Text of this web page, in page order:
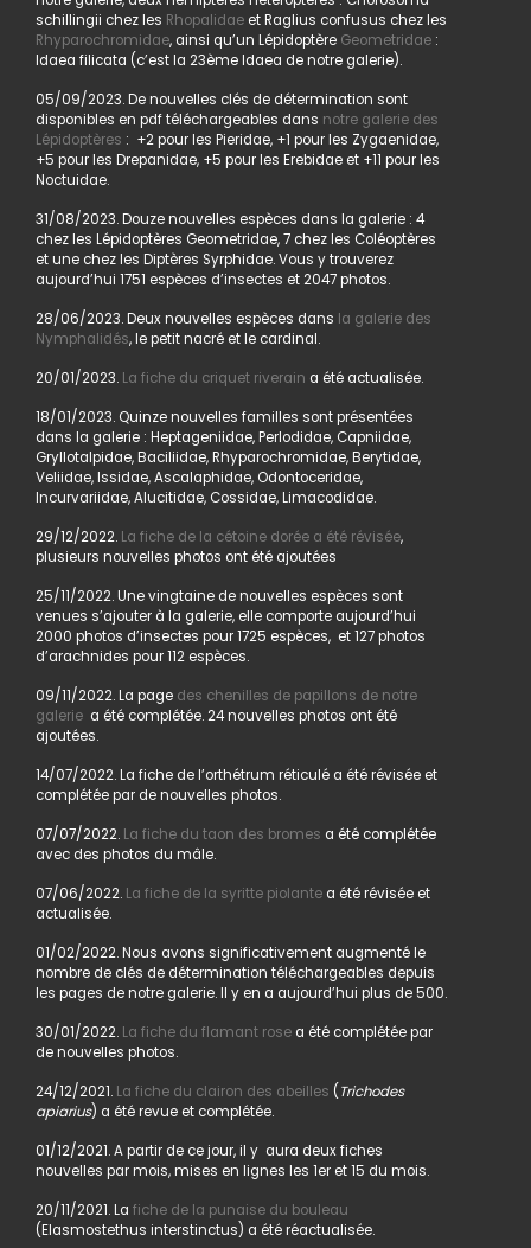
schillingii chez les Rhopalidaeet Raglius confusus chez les
Rhyparochromidae, ainsi qu’un Lépidoptère Geometridae:
Idaea filicata (c’est la 23ème Idaea de notre galerie).
05/09/2023. De nouvelles clés de détermination sont
disponibles en pdf téléchargeables dans notre galerie des
Lépidoptères : +2 pour les Pieridae, +1 pour les Zygaenidae,
+5 pour les Drepanidae, +5 pour les Erebidae et +11 pour les
Noctuidae.
31/08/2023. Douze nouvelles espèces dans la galerie : 4
chez les Lépidoptères Geometridae, 7 chez les Coléoptères
et une chez les Diptères Syrphidae. Vous y trouverez
aujourd’hui 1751 espèces d’insectes et 2047 photos.
28/06/2023. Deux nouvelles espèces dans la galerie des
Nymphalidés, le petit nacré et le cardinal.
20/01/2023. La fiche du criquet riverain a été actualisée.
18/01/2023. Quinze nouvelles familles sont présentées
dans la galerie : Heptageniidae, Perlodidae, Capniidae,
Gryllotalpidae, Baciliidae, Rhyparochromidae, Berytidae,
Veliidae, Issidae, Ascalaphidae, Odontoceridae,
Incurvariidae, Alucitidae, Cossidae, Limacodidae.
29/12/2022. La fiche de la cétoine dorée a été révisée,
plusieurs nouvelles photos ont été ajoutées
25/11/2022. Une vingtaine de nouvelles espèces sont
venues s’ajouter à la galerie, elle comporte aujourd’hui
2000 photos d’insectes pour 1725 espèces, et 127 photos
d’arachnides pour 112 espèces.
09/11/2022. La page des chenilles de papillons de notre
galerie a été complétée. 24 nouvelles photos ont été
ajoutées.
14/07/2022. La fiche de l’orthétrum réticulé a été révisée et
complétée par de nouvelles photos.
07/07/2022. La fiche du taon des bromes a été complétée
avec des photos du mâle.
07/06/2022. La fiche de la syritte piolantea été révisée et
actualisée.
01/02/2022. Nous avons significativement augmenté le
nombre de clés de détermination téléchargeables depuis
les pages de notre galerie. Il y en a aujourd’hui plus de 500.
30/01/2022. La fiche du flamant rosea été complétée par
de nouvelles photos.
24/12/2021. La fiche du clairon des abeilles ( Trichodes
apiarius) a été revue et complétée.
01/12/2021. A partir de ce jour, il y aura deux fiches
nouvelles par mois, mises en lignes les 1er et 15 du mois.
20/11/2021. La fiche de la punaise du bouleau
(Elasmostethus interstinctus) a été réactualisée.